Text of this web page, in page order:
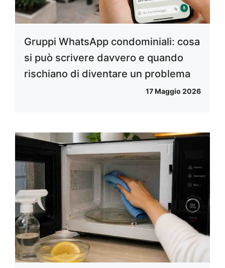
Gruppi WhatsApp condominiali: cosa
si può scrivere davvero e quando
rischiano di diventare un problema
17 Maggio 2026